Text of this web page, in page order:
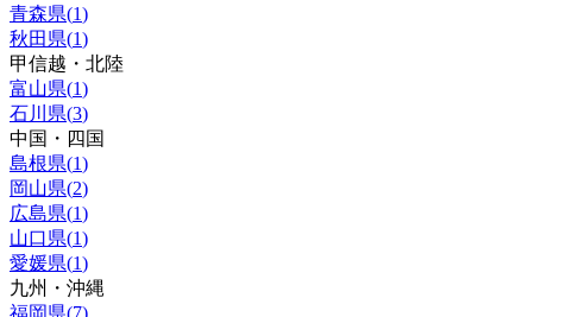
青森県(1)
秋田県(1)
甲信越・北陸
富山県(1)
石川県(3)
中国・四国
島根県(1)
岡山県(2)
広島県(1)
山口県(1)
愛媛県(1)
九州・沖縄
福岡県(7)